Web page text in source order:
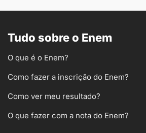
Tudo sobre o Enem
O que é o Enem?
Como fazer a inscrição do Enem?
Como ver meu resultado?
O que fazer com a nota do Enem?